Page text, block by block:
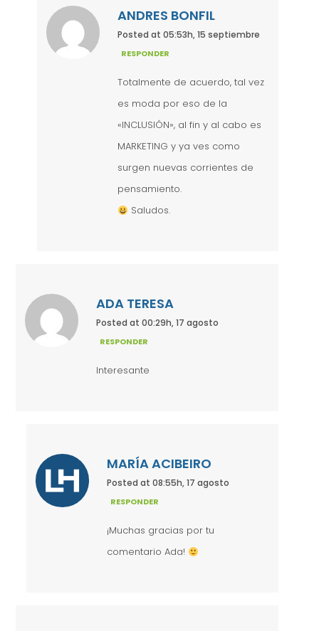
ANDRES BONFIL
Posted at 05:53h, 15 septiembre
RESPONDER
Totalmente de acuerdo, tal vez
es moda por eso de la
«INCLUSIÓN», al fin y al cabo es
MARKETING y ya ves como
surgen nuevas corrientes de
pensamiento.
Saludos.
ADA TERESA
Posted at 00:29h, 17 agosto
RESPONDER
Interesante
MARÍA ACIBEIRO
Posted at 08:55h, 17 agosto
RESPONDER
¡Muchas gracias por tu
comentario Ada!